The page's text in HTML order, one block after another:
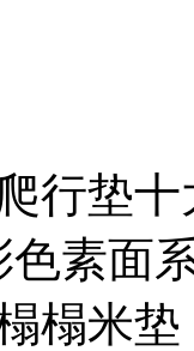
行垫
色素面
榻米